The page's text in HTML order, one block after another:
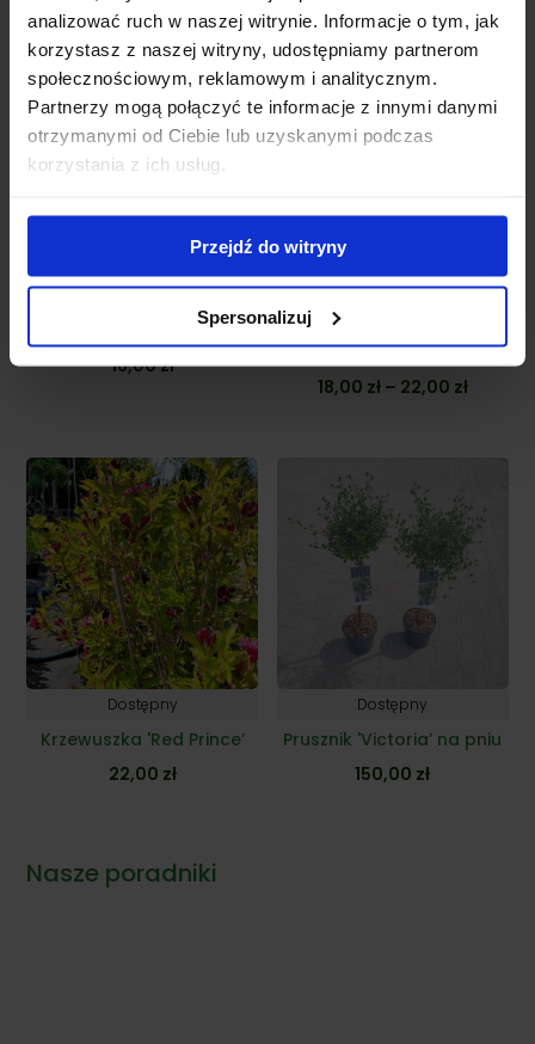
analizować ruch w naszej witrynie. Informacje o tym, jak
korzystasz z naszej witryny, udostępniamy partnerom
społecznościowym, reklamowym i analitycznym.
Partnerzy mogą połączyć te informacje z innymi danymi
otrzymanymi od Ciebie lub uzyskanymi podczas
korzystania z ich usług.
Przejdź do witryny
Spersonalizuj
Podobne produkty
Dostępny
Głogownik 'Red Robin’
16,00zł
Dostępny
Tawuła japońska
'Anthony Waterer’
18,00 zł – 22,00 złZakres
22,00 zł
Dostępny
Krzewuszka 'Red Prince’
22,00 zł
Dostępny
Prusznik 'Victoria’ na pniu
150,00 zł
Nasze poradniki